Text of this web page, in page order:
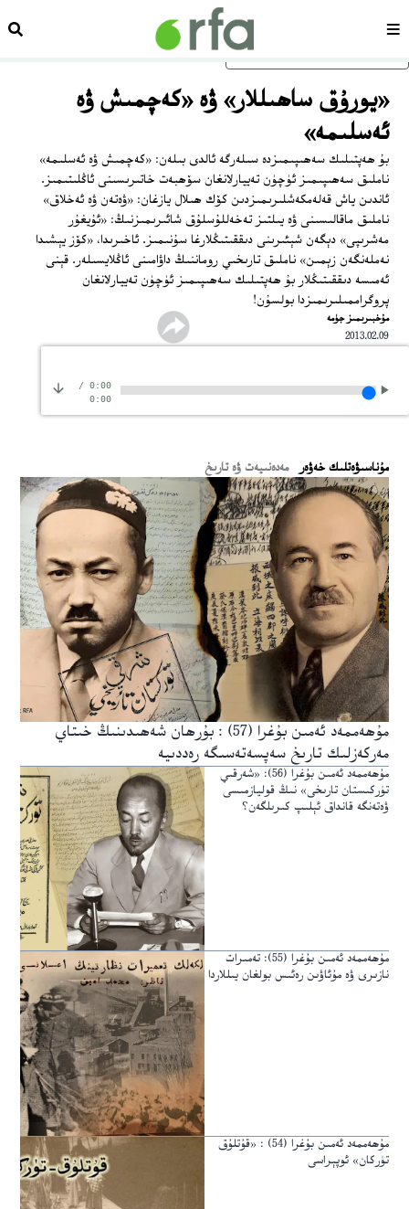
ئاساسلىق مەزمۇنغا ئاتلاڭسەھىپە
«يورۇق ساھىللار» ۋە «كەچمىش ۋە
ئەسلىمە»
بۇ ھەپتىلىك سەھىپىمىزدە سىلەرگە ئالدى بىلەن: «كەچمىش ۋە ئەسلىمە»
ناملىق سەھىپىمىز ئۈچۈن تەييارلانغان سۆھبەت خاتىرىسىنى ئاڭلىتىمىز.
ئاندىن ياش قەلەمكەشلىرىمىزدىن كۆك ھىلال يازغان: «ۋەتەن ۋە ئەخلاق»
ناملىق ماقالىسىنى ۋە يىلتىز تەخەللۇسلۇق شائىرىمىزنىڭ: «ئۇيغۇر
مەشرىپى» دېگەن شېئىرىنى دىققىتىڭلارغا سۇنىمىز. ئاخىرىدا، «كۆز يېشىدا
نەملەنگەن زېمىن» ناملىق تارىخىي روماننىڭ داۋامىنى ئاڭلايسىلەر. قېنى
ئەمىسە دىققىتىڭلار بۇ ھەپتىلىك سەھىپىمىز ئۈچۈن تەييارلانغان
پروگراممىلىرىمىزدا بولسۇن!
مۇخبىرىمىز جۈمە
2013.02.09
0:00
/
0:00
ﻣﯘﻧﺎﺳﯩﯟﻩﺗﻠﯩﻚ ﺧﻪﯞﻩﺭ مەدەنىيەت ۋە تارىخ
مۇھەممەد ئەمىن بۇغرا (57) : بۇرھان شەھىدىنىڭ خىتاي
مەركەزلىك تارىخ سەپسەتەسىگە رەددىيە
مۇھەممەد ئەمىن بۇغرا (56): «شەرقىي
تۈركىستان تارىخى» نىڭ قوليازمىسى
ۋەتەنگە قانداق ئېلىپ كىرىلگەن؟
مۇھەممەد ئەمىن بۇغرا (55): تەمىرات
نازىرى ۋە مۇئاۋىن رەئىس بولغان يىللاردا
مۇھەممەد ئەمىن بۇغرا (54) : «قۇتلۇق
تۈركان» ئوپېراسى